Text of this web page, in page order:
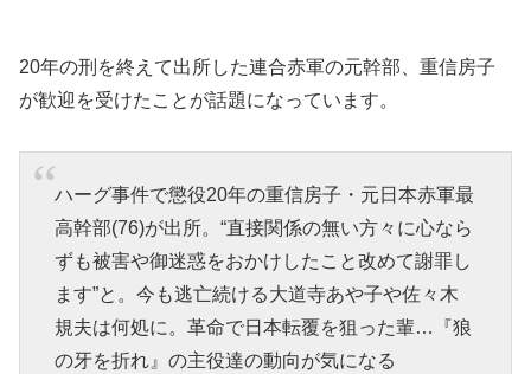
20年の刑を終えて出所した連合赤軍の元幹部、重信房子
が歓迎を受けたことが話題になっています。
ハーグ事件で懲役20年の重信房子・元日本赤軍最
高幹部(76)が出所。“直接関係の無い方々に心なら
ずも被害や御迷惑をおかけしたこと改めて謝罪し
ます”と。今も逃亡続ける大道寺あや子や佐々木
規夫は何処に。革命で日本転覆を狙った輩…『狼
の牙を折れ』の主役達の動向が気になる